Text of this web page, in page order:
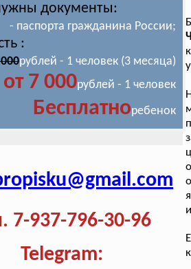
документы:
- паспорта гражданина России;
:
рублей - 1 человек (3 месяца)
от 7 000рублей - 1 человек
Бесплатноребенок
7-937-796-30-96
Telegram: